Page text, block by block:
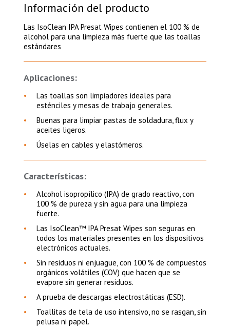
Información del producto
Las IsoClean IPA Presat Wipes contienen el 100 % de
alcohol para una limpieza más fuerte que las toallas
estándares
Aplicaciones:
Las toallas son limpiadores ideales para
esténciles y mesas de trabajo generales.
Buenas para limpiar pastas de soldadura, flux y
aceites ligeros.
Úselas en cables y elastómeros.
Características:
Alcohol isopropílico (IPA) de grado reactivo, con
100 % de pureza y sin agua para una limpieza
fuerte.
Las IsoClean™ IPA Presat Wipes son seguras en
todos los materiales presentes en los dispositivos
electrónicos actuales.
Sin residuos ni enjuague, con 100 % de compuestos
orgánicos volátiles (COV) que hacen que se
evapore sin generar residuos.
A prueba de descargas electrostáticas (ESD).
Toallitas de tela de uso intensivo, no se rasgan, sin
pelusa ni papel.